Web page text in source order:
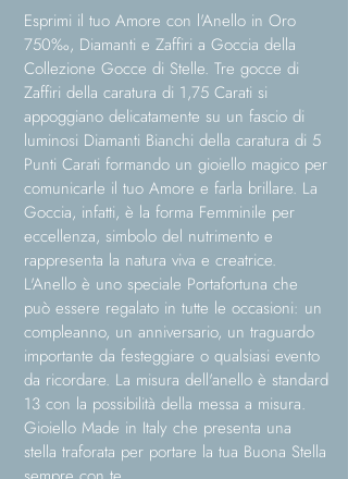
Esprimi il tuo Amore con l'Anello in Oro
750‰, Diamanti e Zaffiri a Goccia della
Collezione Gocce di Stelle. Tre gocce di
Zaffiri della caratura di 1,75 Carati si
appoggiano delicatamente su un fascio di
luminosi Diamanti Bianchi della caratura di 5
Punti Carati formando un gioiello magico per
comunicarle il tuo Amore e farla brillare. La
Goccia, infatti, è la forma Femminile per
eccellenza, simbolo del nutrimento e
rappresenta la natura viva e creatrice.
L'Anello è uno speciale Portafortuna che
può essere regalato in tutte le occasioni: un
compleanno, un anniversario, un traguardo
importante da festeggiare o qualsiasi evento
da ricordare. La misura dell'anello è standard
13 con la possibilità della messa a misura.
Gioiello Made in Italy che presenta una
stella traforata per portare la tua Buona Stella